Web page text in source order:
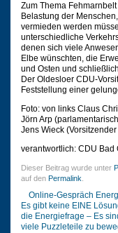
Zum Thema
Belastung der
vermieden werden
unterschiedliche
denen sich viele
Elbe wünschten, die
und Osten und
Der Oldesloer CDU-
Feststellung einer
Foto: von links Claus
Jörn Arp
Jens Wieck
verantwortlich: CDU Bad
Dieser Beitrag wurde unter
auf den Permalink
Online-Gespräch
Es gibt keine EINE
die Energiefrage – Es
viele Puzzleteile zu